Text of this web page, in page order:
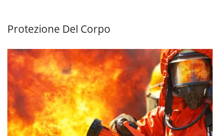
Protezione Del Corpo